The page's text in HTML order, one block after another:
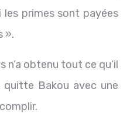
primes sont payées
».
n’a obtenu tout ce qu’il
Bakou avec une